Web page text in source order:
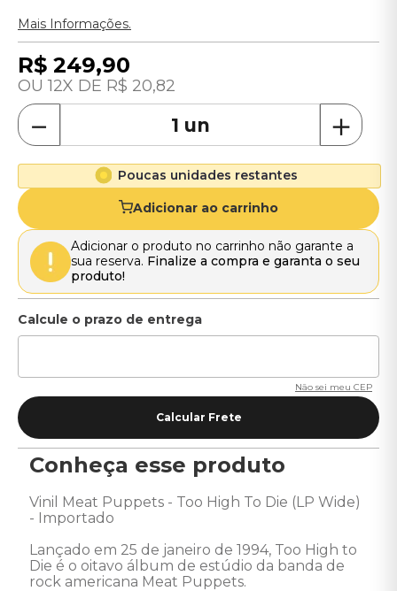
Mais Informações.
R$ 249,90
12 R$ 20,82
＋
－
Poucas unidades restantes
Adicionar ao carrinho
Adicionar o produto no carrinho não garante a
sua reserva. Finalize a compra e garanta o seu
produto!
Não sei meu CEP
Conheça esse produto
Vinil Meat Puppets - Too High To Die (LP Wide)
- Importado
Lançado em 25 de janeiro de 1994, Too High to
Die é o oitavo álbum de estúdio da banda de
rock americana Meat Puppets.